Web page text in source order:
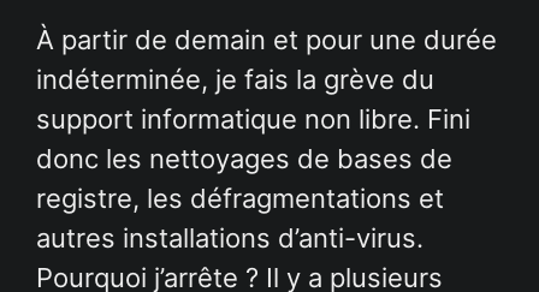
À partir de demain et pour une durée
indéterminée, je fais la grève du
support informatique non libre. Fini
donc les nettoyages de bases de
registre, les défragmentations et
autres installations d’anti-virus.
Pourquoi j’arrête ? Il y a plusieurs